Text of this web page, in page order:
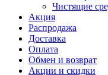
Чистящие
Акция
Распродажа
Доставка
Оплата
Обмен и возврат
Акции и скидки